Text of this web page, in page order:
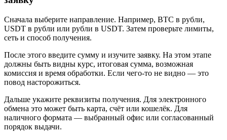
Сначала выберите направление. Например, BTC в рубли,
USDT в рубли или рубли в USDT. Затем проверьте лимиты,
сеть и способ получения.
После этого введите сумму и изучите заявку. На этом этапе
должны быть видны курс, итоговая сумма, возможная
комиссия и время обработки. Если чего-то не видно — это
повод насторожиться.
Дальше укажите реквизиты получения. Для электронного
обмена это может быть карта, счёт или кошелёк. Для
наличного формата — выбранный офис или согласованный
порядок выдачи.